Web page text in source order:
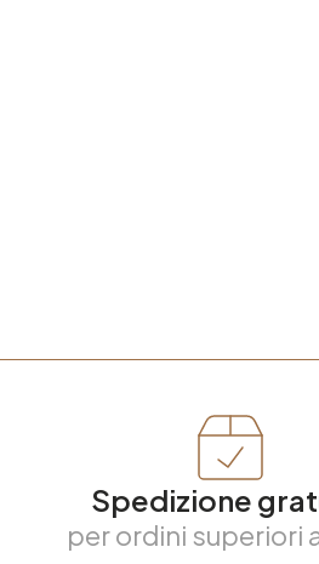
Spedizione
per ordini superiori